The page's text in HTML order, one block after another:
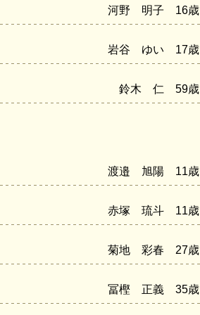
河野 明子 16歳
岩谷 ゆい 17歳
鈴木 仁 59歳
渡邉 旭陽 11歳
赤塚 琉斗 11歳
菊地 彩春 27歳
冨樫 正義 35歳